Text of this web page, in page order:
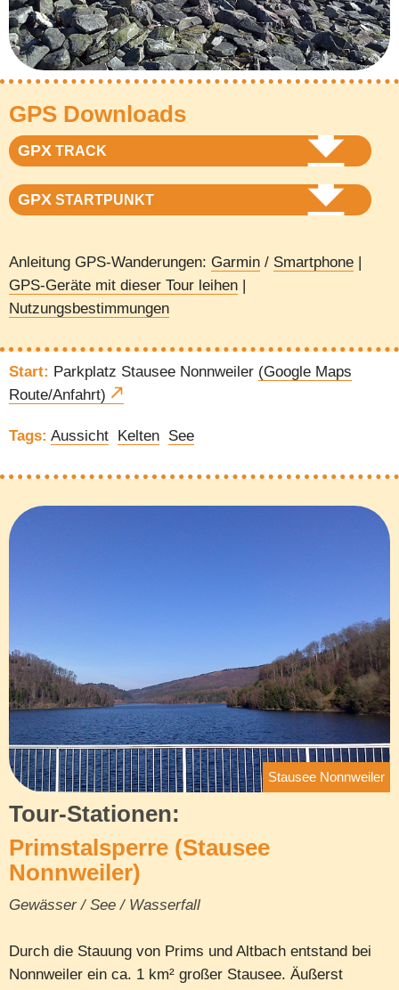
GPS Downloads
GPX TRACK
GPX STARTPUNKT
Anleitung GPS-Wanderungen: Garmin / Smartphone
GPS-Geräte mit dieser Tour leihen
Nutzungsbestimmungen
Start: Parkplatz Stausee Nonnweiler (Google Maps
Route/Anfahrt)
Tags: Aussicht Kelten See
Stausee Nonnweiler
Tour-Stationen:
Primstalsperre (Stausee
Nonnweiler)
Gewässer / See / Wasserfall
Durch die Stauung von Prims und Altbach entstand bei
Nonnweiler ein ca. 1 km² großer Stausee. Äußerst